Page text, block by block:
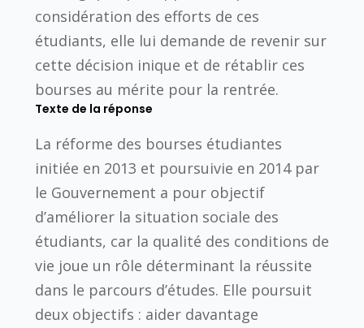
considération des efforts de ces
étudiants, elle lui demande de revenir sur
cette décision inique et de rétablir ces
bourses au mérite pour la rentrée.
Texte de la réponse
La réforme des bourses étudiantes
initiée en 2013 et poursuivie en 2014 par
le Gouvernement a pour objectif
d’améliorer la situation sociale des
étudiants, car la qualité des conditions de
vie joue un rôle déterminant la réussite
dans le parcours d’études. Elle poursuit
deux objectifs : aider davantage